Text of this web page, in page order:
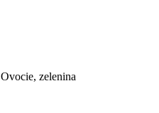
Ovocie, zelenina